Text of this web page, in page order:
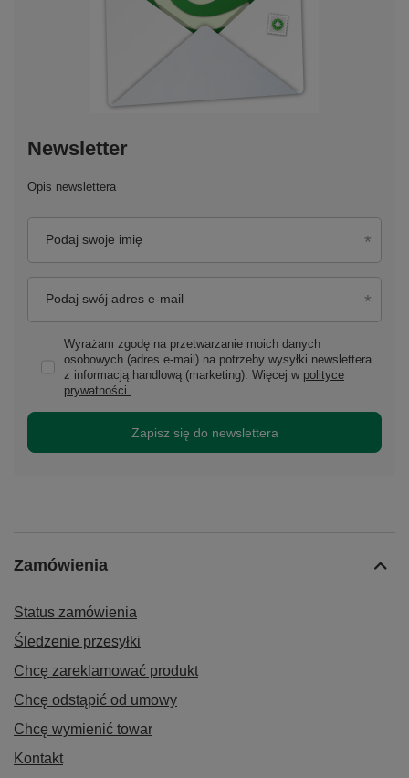
Newsletter
Opis newslettera
Podaj swoje imię
Podaj swój adres e-mail
Wyrażam zgodę na przetwarzanie moich danych
osobowych (adres e-mail) na potrzeby wysyłki newslettera
z informacją handlową (marketing). Więcej w polityce
prywatności.
Zapisz się do newslettera
Zamówienia
Status zamówienia
Śledzenie przesyłki
Chcę zareklamować produkt
Chcę odstąpić od umowy
Chcę wymienić towar
Kontakt